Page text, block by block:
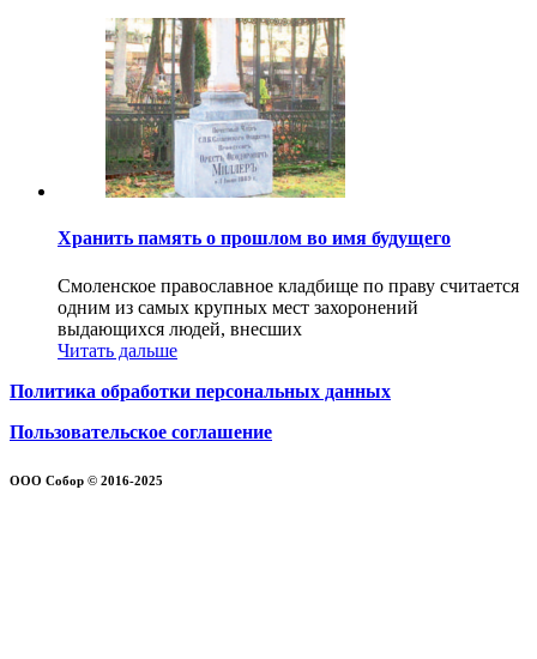
Хранить память о прошлом во имя будущего
Смоленское православное кладбище по праву считается
одним из самых крупных мест захоронений
выдающихся людей, внесших
Читать дальше
Политика обработки персональных данных
Пользовательское соглашение
ООО Собор © 2016-2025